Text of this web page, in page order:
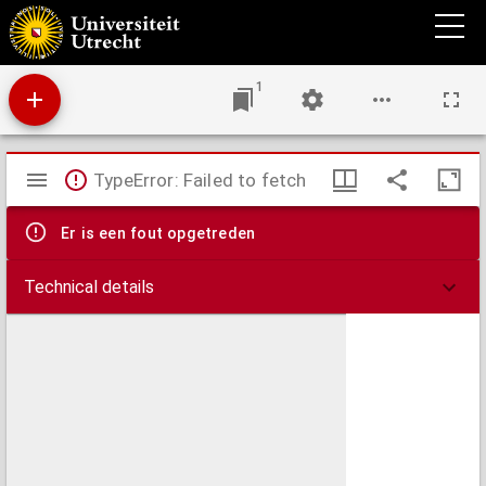
Disputatio juridica inauguralis de jure deliberandi
1
Mirador
viewer
TypeError: Failed to fetch
Er is een fout opgetreden
Technical details